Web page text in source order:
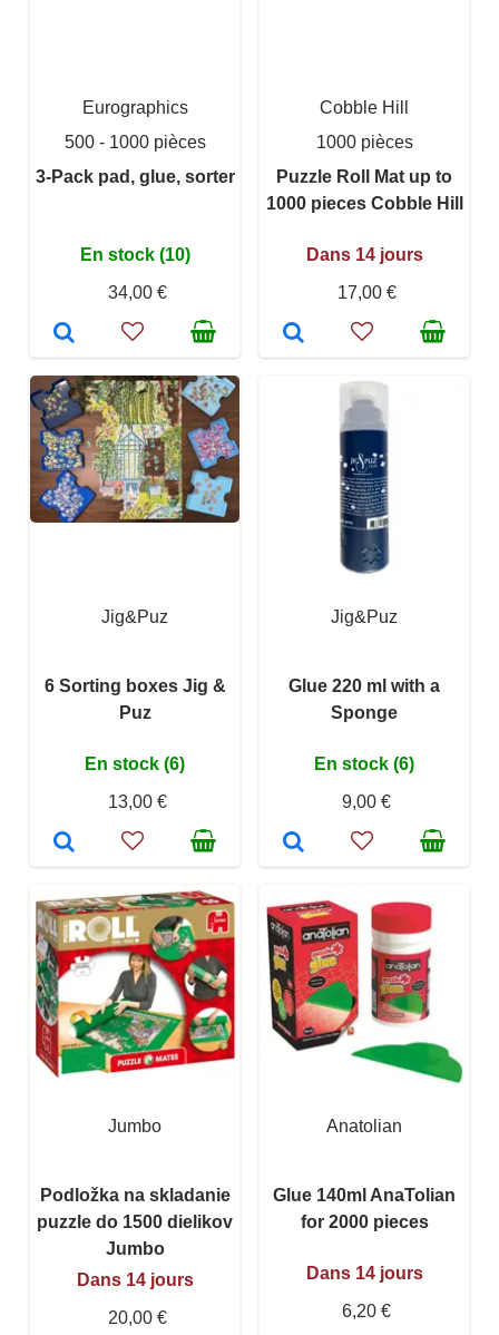
Eurographics
500 - 1000 pièces
3-Pack pad, glue, sorter
En stock (10)
34,00 €
Cobble Hill
1000 pièces
Puzzle Roll Mat up to
1000 pieces Cobble Hill
Dans 14 jours
17,00 €
Jig&Puz
6 Sorting boxes Jig &
Puz
En stock (6)
13,00 €
Jig&Puz
Glue 220 ml with a
Sponge
En stock (6)
9,00 €
Jumbo
Podložka na skladanie
puzzle do 1500 dielikov
Jumbo
Dans 14 jours
20,00 €
Anatolian
Glue 140ml AnaTolian
for 2000 pieces
Dans 14 jours
6,20 €